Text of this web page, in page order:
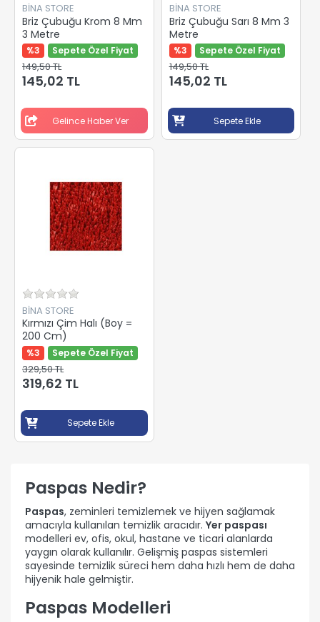
BİNA STORE
Briz Çubuğu Krom 8 Mm
3 Metre
%3 Sepete Özel Fiyat
149,50 TL
145,02 TL
Gelince Haber Ver
BİNA STORE
Briz Çubuğu Sarı 8 Mm 3
Metre
%3 Sepete Özel Fiyat
149,50 TL
145,02 TL
Sepete Ekle
BİNA STORE
Kırmızı Çim Halı (Boy =
200 Cm)
%3 Sepete Özel Fiyat
329,50 TL
319,62 TL
Sepete Ekle
Paspas Nedir?
Paspas, zeminleri temizlemek ve hijyen sağlamak
amacıyla kullanılan temizlik aracıdır. Yer paspası
modelleri ev, ofis, okul, hastane ve ticari alanlarda
yaygın olarak kullanılır. Gelişmiş paspas sistemleri
sayesinde temizlik süreci hem daha hızlı hem de daha
hijyenik hale gelmiştir.
Paspas Modelleri